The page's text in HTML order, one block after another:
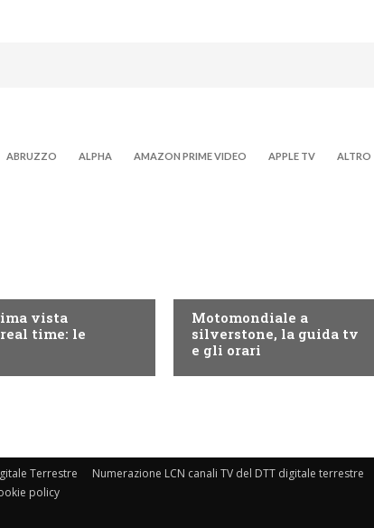
ABRUZZO ALPHA AMAZON PRIME VIDEO APPLE TV ALTRO
vista
time: le
Motomondiale a
silverstone, la guida tv
e gli orari
Terrestre Numerazione LCN canali TV del DTT digitale terrestre
policy